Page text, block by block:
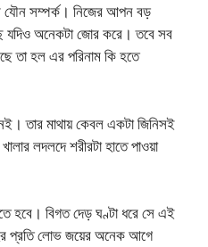
যৌন সম্পর্ক। নিজের আপন বড়
অনেকটা জোর করে। তবে সব
তা হল এর পরিনাম কি হতে
তার মাথায় কেবল একটা জিনিসই
লদলদে শরীরটা হাতে পাওয়া
হবে। বিগত দেড় ঘণ্টা ধরে সে এই
প্রতি লোভ জয়ের অনেক আগে